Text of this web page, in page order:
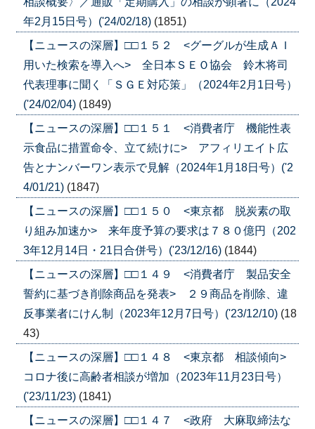
年2月15日号）('24/02/18) (1851)
【ニュースの深層】□□１５２ <グーグルが生成ＡＩ
用いた検索を導入へ> 全日本ＳＥＯ協会 鈴木将司
代表理事に聞く「ＳＧＥ対応策」（2024年2月1日号）
('24/02/04) (1849)
【ニュースの深層】□□１５１ <消費者庁 機能性表
示食品に措置命令、立て続けに> アフィリエイト広
告とナンバーワン表示で見解（2024年1月18日号）('2
4/01/21) (1847)
【ニュースの深層】□□１５０ <東京都 脱炭素の取
り組み加速か> 来年度予算の要求は７８０億円（202
3年12月14日・21日合併号）('23/12/16) (1844)
【ニュースの深層】□□１４９ <消費者庁 製品安全
誓約に基づき削除商品を発表> ２９商品を削除、違
反事業者にけん制（2023年12月7日号）('23/12/10) (18
43)
【ニュースの深層】□□１４８ <東京都 相談傾向>
コロナ後に高齢者相談が増加（2023年11月23日号）
('23/11/23) (1841)
【ニュースの深層】□□１４７ <政府 大麻取締法な